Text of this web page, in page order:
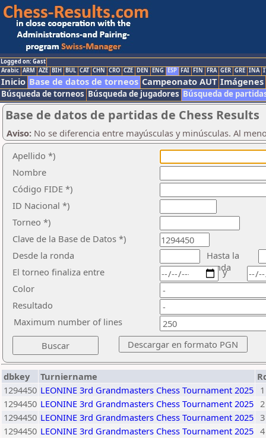
Logged on: Gast
Arabic ARM AZE BIH BUL CAT CHN CRO CZE DEN ENG ESP FAI FIN FRA GER GRE INA
Inicio Base de datos de torneos Campeonato AUT Imágenes
Búsqueda de torneos Búsqueda de jugadores Búsqueda de
Base de datos de partidas de Chess Results
Aviso: No se diferencia entre mayúsculas y minúsculas. Al
Apellido *)
Nombre
Código FIDE *)
ID Nacional *)
Torneo *)
Clave de la Base de Datos *)
Desde la ronda
Hasta la
ronda
El torneo finaliza entre
Color
Resultado
y
Maximum number of lines
dbkey Turniername
1294450 LEONINE 3rd Grandmasters Chess Tournament 2025 1
1294450 LEONINE 3rd Grandmasters Chess Tournament 2025 2
1294450 LEONINE 3rd Grandmasters Chess Tournament 2025 3
1294450 LEONINE 3rd Grandmasters Chess Tournament 2025 4